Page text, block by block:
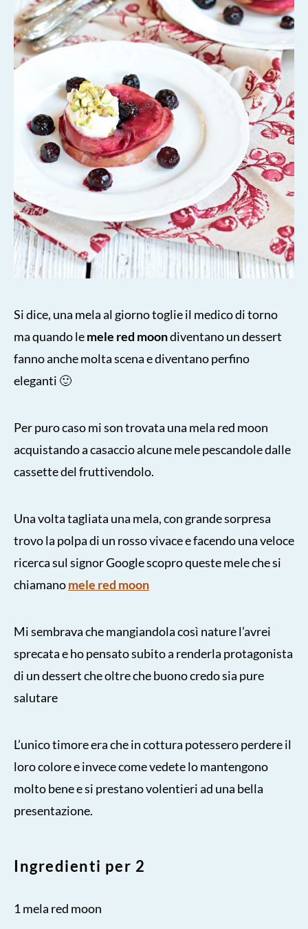
Si dice, una mela al giorno toglie il medico di torno
ma quando lemele red moondiventano un dessert
fanno anche molta scena e diventano perfino
eleganti 🙂
Per puro caso mi son trovata una mela red moon
acquistando a casaccio alcune mele pescandole dalle
cassette del fruttivendolo.
Una volta tagliata una mela, con grande sorpresa
trovo la polpa di un rosso vivace e facendo una veloce
ricerca sul signor Google scopro queste mele che si
chiamanomele red moon
Mi sembrava che mangiandola così nature l’avrei
sprecata e ho pensato subito a renderla protagonista
di un dessert che oltre che buono credo sia pure
salutare
L’unico timore era che in cottura potessero perdere il
loro colore e invece come vedete lo mantengono
molto bene e si prestano volentieri ad una bella
presentazione.
Ingredienti per 2
1 mela red moon